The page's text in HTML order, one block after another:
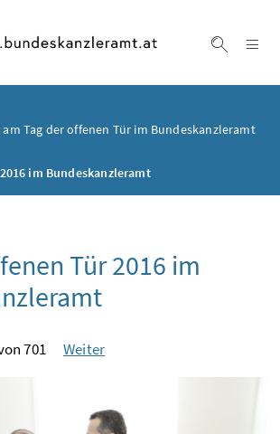
Tag der offenen Tür im Bundeskanzleramt
im Bundeskanzleramt
Tür 2016 im
701 Weiter